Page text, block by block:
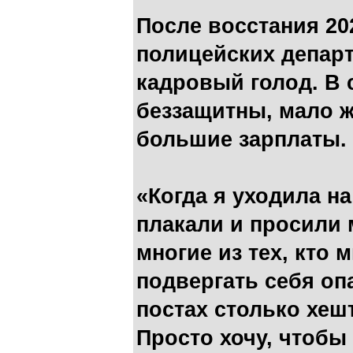
После восстания
полицейских
кадровый голод. В
беззащитны, мало
большие зарплаты.
«Когда я уходила
плакали и просили
многие из тех, кто
подвергать себя
постах столько
Просто хочу,